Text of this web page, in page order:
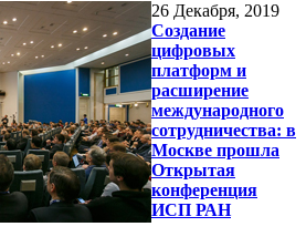
26 Декабря, 2019
Создание
цифровых
платформ и
расширение
международного
сотрудничества: в
Москве прошла
Открытая
конференция
ИСП РАН